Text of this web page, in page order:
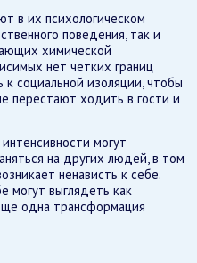
в их психологическом
поведения, так и
химической
нет четких границ
социальной изоляции, чтобы
перестают ходить в гости и
могут
на других людей, в том
ненависть к себе.
могут выглядеть как
одна трансформация